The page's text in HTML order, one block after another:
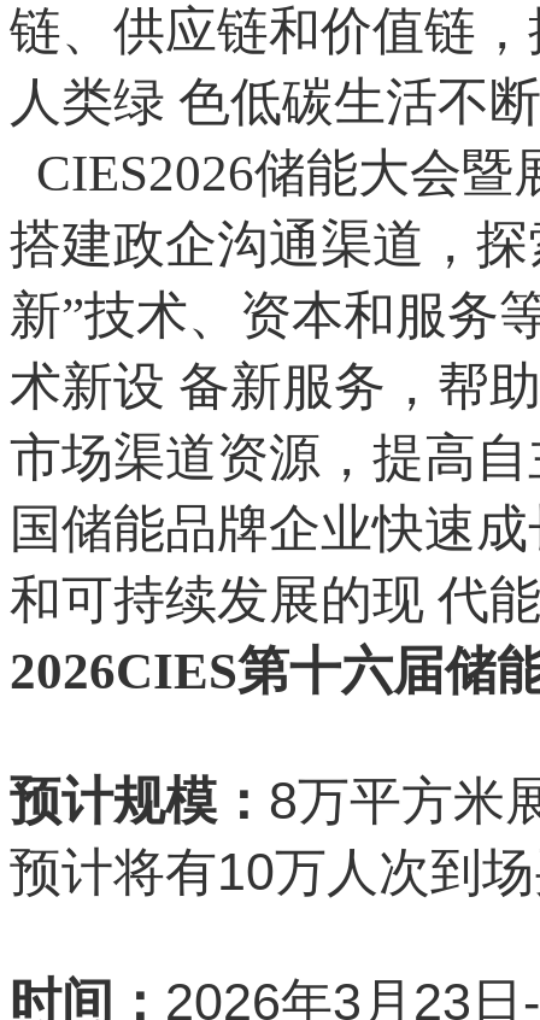
链、供应链和价值链
人类绿 色低碳生活不
CIES2026储能大会
搭建政企沟通渠道，
新”技术、资本和服务
术新设 备新服务，帮
市场渠道资源，提高
国储能品牌企业快速
和可持续发展的现 代
2026CIES第十六届储
预计规模： 8万平方米
预计将有10万人次到
时间： 2026年3 月 23 日